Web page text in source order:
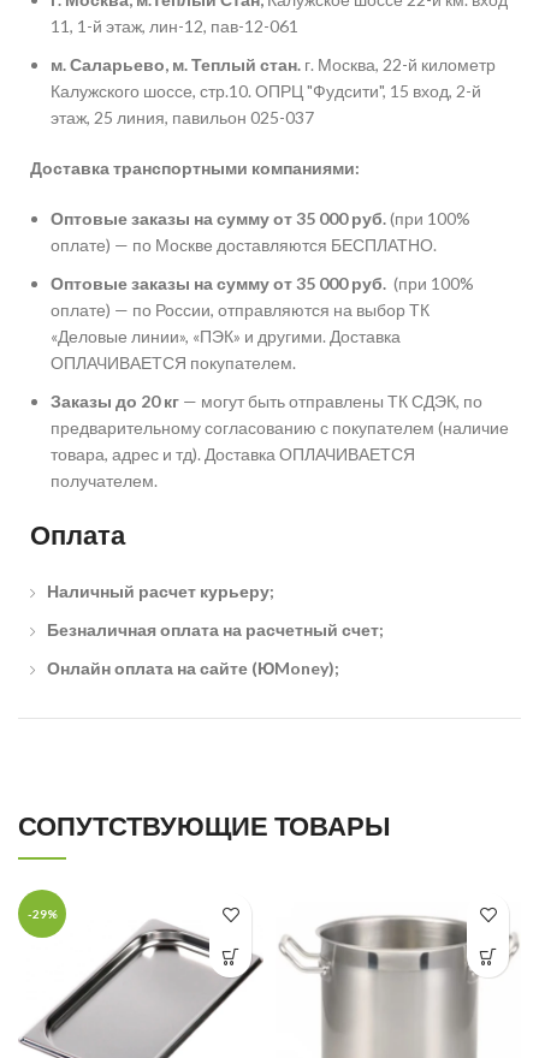
11, 1-й этаж, лин-12, пав-12-061
м. Саларьево, м. Теплый стан. г. Москва, 22-й километр
Калужского шоссе, стр.10. ОПРЦ "Фудсити", 15 вход, 2-й
этаж, 25 линия, павильон 025-037
Доставка транспортными компаниями:
Оптовые заказы на сумму от 35 000 руб.(при 100%
оплате) — по Москве доставляются БЕСПЛАТНО.
Оптовые заказы на сумму от 35 000 руб. (при 100%
оплате) — по России, отправляются на выбор ТК
«Деловые линии», «ПЭК» и другими. Доставка
ОПЛАЧИВАЕТСЯ покупателем.
Заказы до 20 кг — могут быть отправлены ТК СДЭК, по
предварительному согласованию с покупателем (наличие
товара, адрес и тд). Доставка ОПЛАЧИВАЕТСЯ
получателем.
Оплата
Наличный расчет курьеру;
Безналичная оплата на расчетный счет;
Онлайн оплата на сайте (ЮMoney);
СОПУТСТВУЮЩИЕ ТОВАРЫ
-29%